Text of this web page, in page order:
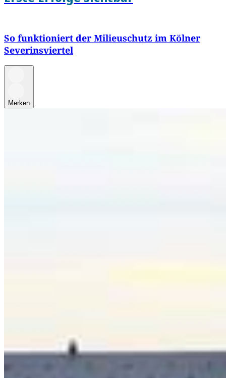
So funktioniert der Milieuschutz im Kölner
Severinsviertel
Merken